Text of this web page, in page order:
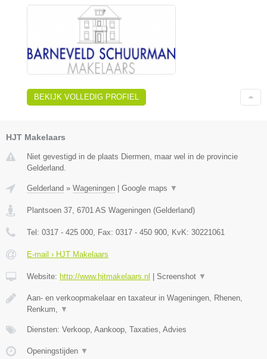
BEKIJK VOLLEDIG PROFIEL
HJT Makelaars
Niet gevestigd in de plaats Diermen, maar wel in de provincie
Gelderland.
Gelderland » Wageningen | Google maps ▼
Plantsoen 37 6701 AS Wageningen (Gelderland)
Tel: 0317 - 425 000 , Fax: 0317 - 450 900 , KvK: 30221061
E-mail › HJT Makelaars
Website: http://www.hjtmakelaars.nl | Screenshot ▼
Aan- en verkoopmakelaar en taxateur in Wageningen, Rhenen,
Renkum,
▼
Diensten: Verkoop, Aankoop, Taxaties, Advies
Openingstijden ▼